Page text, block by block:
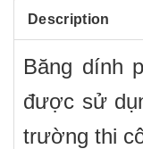
Description
Băng dính
được sử
trường thi